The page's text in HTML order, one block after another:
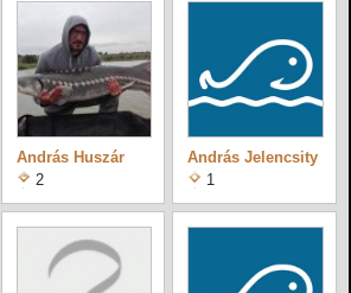
András Huszár
2
András Jelencsity
1